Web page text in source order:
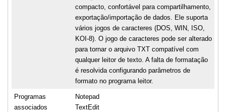
compacto, confortável para compartilhamento,
exportação/importação de dados. Ele suporta
vários jogos de caracteres (DOS, WIN, ISO,
KOI-8). O jogo de caracteres pode ser alterado
para tornar o arquivo TXT compatível com
qualquer leitor de texto. A falta de formatação
é resolvida configurando parâmetros de
formato no programa leitor.
Programas
associados
Notepad
TextEdit